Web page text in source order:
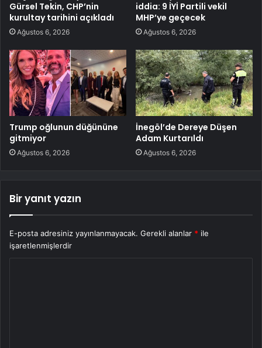
Gürsel Tekin, CHP’nin
kurultay tarihini açıkladı
Ağustos 6, 2026
iddia: 9 İYİ Partili vekil
MHP’ye geçecek
Ağustos 6, 2026
Trump oğlunun düğününe
gitmiyor
Ağustos 6, 2026
İnegöl’de Dereye Düşen
Adam Kurtarıldı
Ağustos 6, 2026
Bir yanıt yazın
E-posta adresiniz yayınlanmayacak. Gerekli alanlar * ile
işaretlenmişlerdir